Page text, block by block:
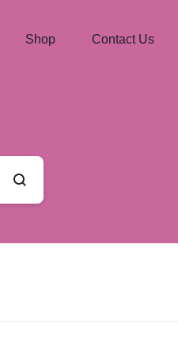
Shop Contact Us